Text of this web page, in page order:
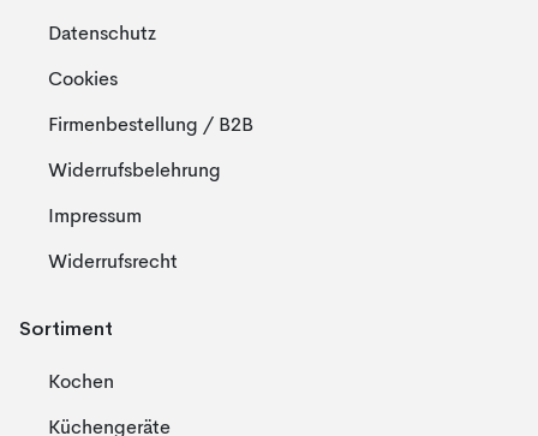
Datenschutz
Cookies
Firmenbestellung / B2B
Widerrufsbelehrung
Impressum
Widerrufsrecht
Sortiment
Kochen
Küchengeräte